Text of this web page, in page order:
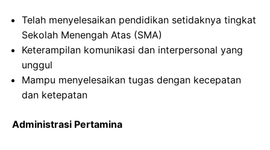
Telah menyelesaikan pendidikan setidaknya tingkat
Sekolah Menengah Atas (SMA)
Keterampilan komunikasi dan interpersonal yang
unggul
Mampu menyelesaikan tugas dengan kecepatan
dan ketepatan
Administrasi Pertamina